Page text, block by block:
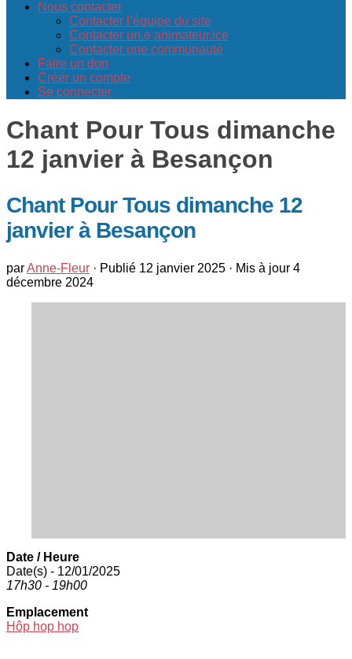
Nous contacter
Contacter l’équipe du site
Contacter un.e animateur.ice
Contacter une communauté
Faire un don
Créer un compte
Se connecter
Chant Pour Tous dimanche
12 janvier à Besançon
Chant Pour Tous dimanche 12
janvier à Besançon
parAnne-Fleur · Publié 12 janvier 2025 · Mis à jour 4
décembre 2024
Date / Heure
Date(s) - 12/01/2025
17h30 - 19h00
Emplacement
Hôp hop hop